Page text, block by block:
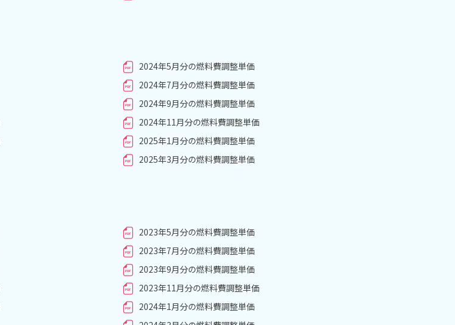
2024年5月分の燃料費調整単価
2024年7月分の燃料費調整単価
2024年9月分の燃料費調整単価
2024年11月分の燃料費調整単価
2025年1月分の燃料費調整単価
2025年3月分の燃料費調整単価
2023年5月分の燃料費調整単価
2023年7月分の燃料費調整単価
2023年9月分の燃料費調整単価
2023年11月分の燃料費調整単価
2024年1月分の燃料費調整単価